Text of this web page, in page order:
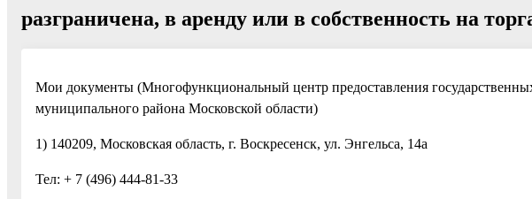
разграничена, в аренду или в собственность на
Мои документы (Многофункциональный центр предоставления
муниципального района Московской области)
1) 140209, Московская область, г. Воскресенск, ул. Энгельса, 14а
Тел: + 7 (496) 444-81-33